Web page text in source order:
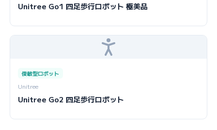
Unitree Go1 四足歩行ロボット 極美品
俊敏型ロボット
Unitree
Unitree Go2 四足歩行ロボット